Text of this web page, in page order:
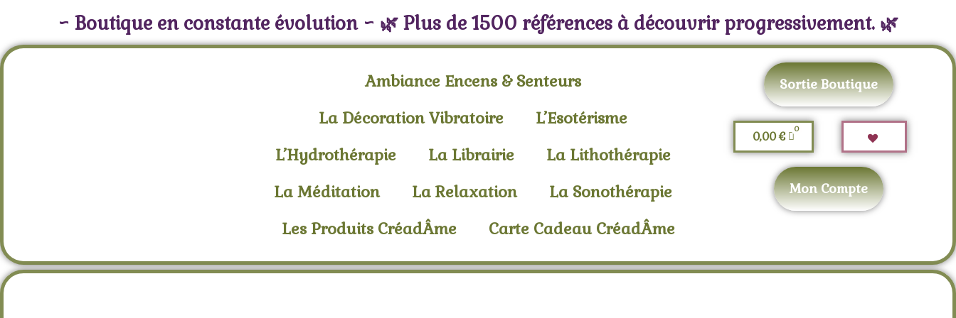
~ Boutique en constante évolution ~ 🌿 Plus de 1500 références à découvrir progressivement. 🌿
Ambiance Encens & Senteurs
La Décoration Vibratoire
L’Esotérisme
L’Hydrothérapie
La Librairie
La Lithothérapie
La Méditation
La Relaxation
La Sonothérapie
Les Produits CréadÂme
Carte Cadeau CréadÂme
Sortie Boutique
0,00€
Mon Compte